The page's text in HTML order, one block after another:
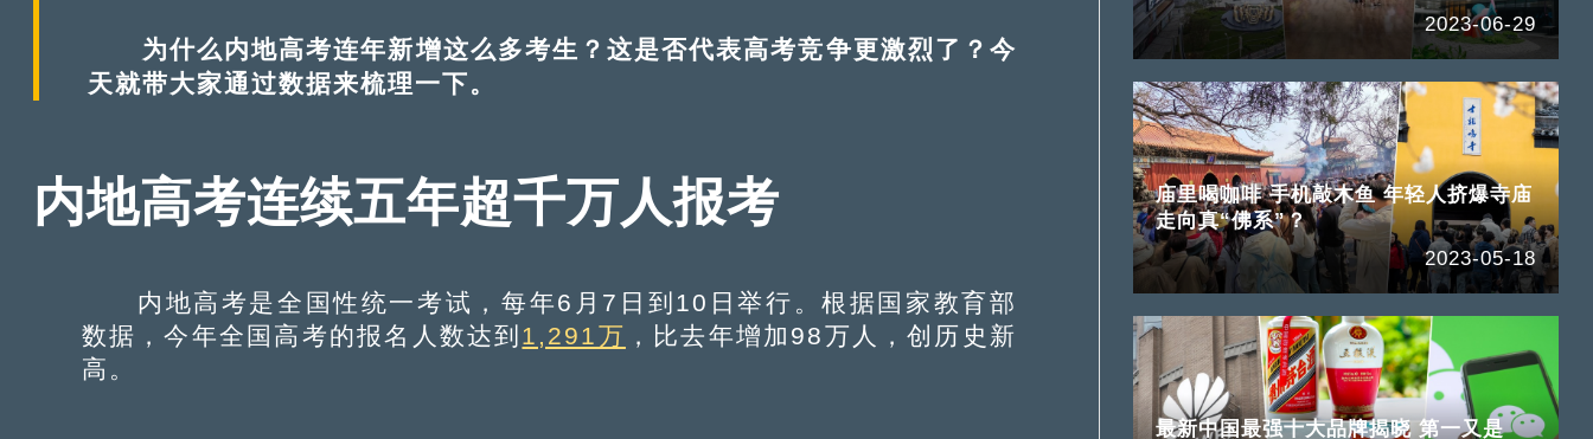
为什么内地高考连年新增这么多考生？这是否代表高考竞争更激烈了？今
天就带大家通过数据来梳理一下。
内地高考连续五年超千万人报考
内地高考是全国性统一考试，每年6月7日到10日举行。根据国家教育部
数据，今年全国高考的报名人数达到 1,291万 ，比去年增加98万人，创历史新
高。
2023-06-29
庙里喝咖啡 手机敲木鱼 年轻人挤爆寺庙
走向真“佛系”？
2023-05-18
最新中国最强十大品牌揭晓 第一又是